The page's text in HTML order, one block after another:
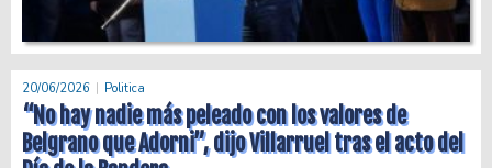
20/06/2026 Politica
“No hay nadie más peleado con los valores de
Belgrano que Adorni”, dijo Villarruel tras el acto del